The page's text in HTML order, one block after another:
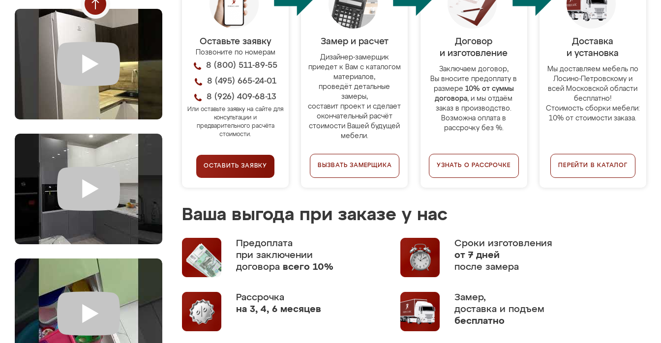
Оставьте заявку
Позвоните по номерам
8 (800) 511-89-55
8 (495) 665-24-01
8 (926) 409-68-13
Или оставьте заявку на сайте для
консультации и
предварительного расчёта
стоимости.
ОСТАВИТЬ ЗАЯВКУ
Замер и расчет
Дизайнер-замерщик
приедет к Вам с каталогом
материалов,
проведёт детальные
замеры,
составит проект и сделает
окончательный расчёт
стоимости Вашей будущей
мебели.
ВЫЗВАТЬ ЗАМЕРЩИКА
Договор
и изготовление
Заключаем договор,
Вы вносите предоплату в
размере 10% от суммы
договора, и мы отдаём
заказ в производство.
Возможна оплата в
рассрочку без %.
УЗНАТЬ О РАССРОЧКЕ
Доставка
и установка
Мы доставляем мебель по
Лосино-Петровскому и
всей Московской области
бесплатно!
Стоимость сборки мебели:
10% от стоимости заказа.
ПЕРЕЙТИ В КАТАЛОГ
Ваша выгода при заказе у нас
Предоплата
при заключении
договора всего 10%
Сроки изготовления
от 7 дней
после замера
Рассрочка
на 3, 4, 6 месяцев
Замер,
доставка и подъем
бесплатно